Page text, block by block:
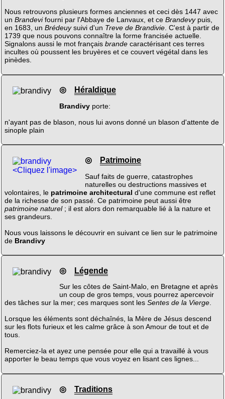
Nous retrouvons plusieurs formes anciennes et ceci dès 1447 avec
un Brandevifourni par l'Abbaye de Lanvaux, et ce Brandevypuis,
en 1683, un Brédeuysuivi d'un Treve de Brandivie. C'est à partir de
1739 que nous pouvons connaître la forme francisée actuelle.
Signalons aussi le mot français brandecaractérisant ces terres
incultes où poussent les bruyères et ce couvert végétal dans les
pinèdes.
◎ Héraldique
Brandivyporte:
n'ayant pas de blason, nous lui avons donné un blason d'attente de
sinople plain
<Cliquez l'image>
◎ Patrimoine
Sauf faits de guerre, catastrophes
naturelles ou destructions massives et
volontaires, le patrimoine architectural d'une commune est reflet
de la richesse de son passé. Ce patrimoine peut aussi être
patrimoine naturel; il est alors don remarquable lié à la nature et
ses grandeurs.
Nous vous laissons le découvrir en suivant ce lien sur le patrimoine
de Brandivy
◎ Légende
Sur les côtes de Saint-Malo, en Bretagne et après
un coup de gros temps, vous pourrez apercevoir
des tâches sur la mer; ces marques sont les Sentes de la Vierge.
Lorsque les éléments sont déchaînés, la Mère de Jésus descend
sur les flots furieux et les calme grâce à son Amour de tout et de
tous.
Remerciez-la et ayez une pensée pour elle qui a travaillé à vous
apporter le beau temps que vous voyez en lisant ces lignes...
◎ Traditions